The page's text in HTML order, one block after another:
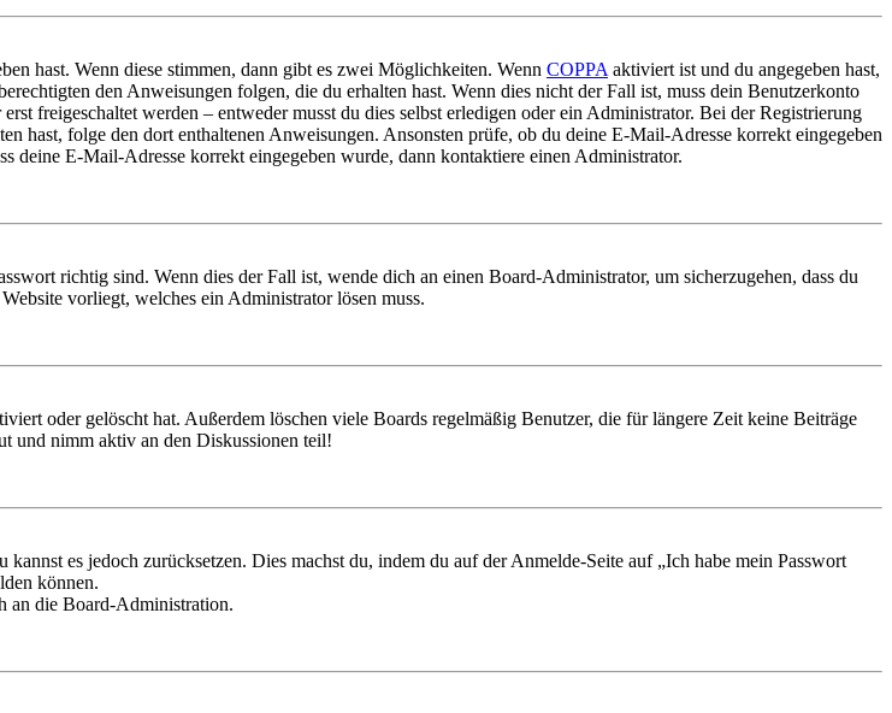
hast. Wenn diese stimmen, dann gibt es zwei Möglichkeiten. Wenn COPPA aktiviert ist und du angegeben hast,
den Anweisungen folgen, die du erhalten hast. Wenn dies nicht der Fall ist, muss dein Benutzerkonto
freigeschaltet werden – entweder musst du dies selbst erledigen oder ein Administrator. Bei der Registrierung
folge den dort enthaltenen Anweisungen. Ansonsten prüfe, ob du deine E-Mail-Adresse korrekt eingegeben
E-Mail-Adresse korrekt eingegeben wurde, dann kontaktiere einen Administrator.
richtig sind. Wenn dies der Fall ist, wende dich an einen Board-Administrator, um sicherzugehen, dass du
vorliegt, welches ein Administrator lösen muss.
oder gelöscht hat. Außerdem löschen viele Boards regelmäßig Benutzer, die für längere Zeit keine Beiträge
und nimm aktiv an den Diskussionen teil!
es jedoch zurücksetzen. Dies machst du, indem du auf der Anmelde-Seite auf „Ich habe mein Passwort
können.
an die Board-Administration.